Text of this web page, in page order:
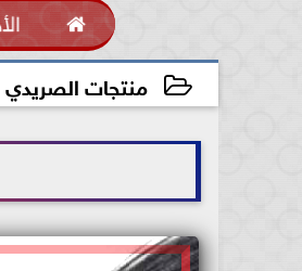

منتجات الصريدي